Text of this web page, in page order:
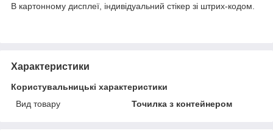
В картонному дисплеї, індивідуальний стікер зі штрих-кодом.
Характеристики
Користувальницькі характеристики
Вид товару
Точилка з контейнером